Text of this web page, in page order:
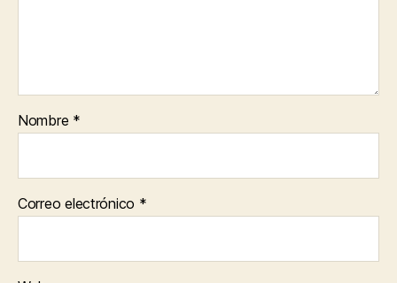
Nombre *
Correo electrónico *